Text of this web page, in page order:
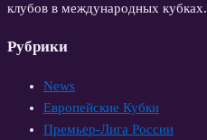
клубов в международных кубках.
Рубрики
News
Европейские Кубки
Премьер-Лига России